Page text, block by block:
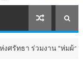
มงาน "ห่มผ้าหลวงปู่ทว